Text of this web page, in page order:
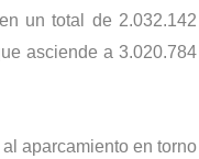
un total de 2.032.142
asciende a 3.020.784
aparcamiento en torno